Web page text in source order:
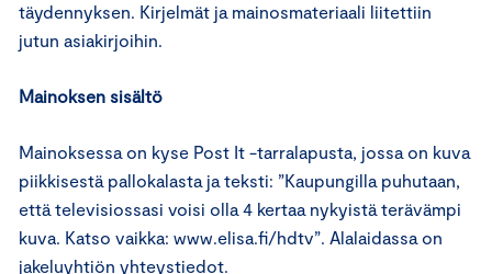
täydennyksen. Kirjelmät ja mainosmateriaali liitettiin
jutun asiakirjoihin.
Mainoksen sisältö
Mainoksessa on kyse Post It -tarralapusta, jossa on kuva
piikkisestä pallokalasta ja teksti: ”Kaupungilla puhutaan,
että televisiossasi voisi olla 4 kertaa nykyistä terävämpi
kuva. Katso vaikka: www.elisa.fi/hdtv”. Alalaidassa on
jakeluyhtiön yhteystiedot.